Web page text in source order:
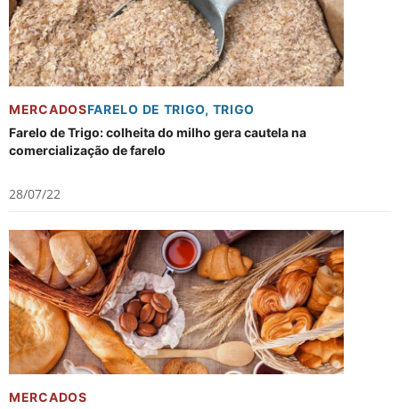
MERCADOSFARELO DE TRIGO, TRIGO
Farelo de Trigo: colheita do milho gera cautela na
comercialização de farelo
28/07/22
MERCADOS